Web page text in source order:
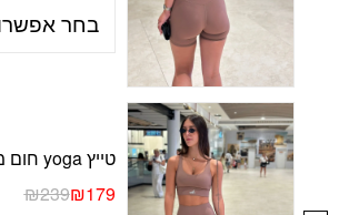
טייץ yoga חום מעודן
₪239₪179